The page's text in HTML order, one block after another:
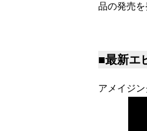
品の発売を
■最新エ
アメイジ